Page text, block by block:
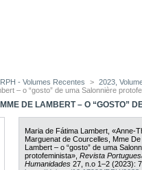
RPH - Volumes Recentes > 2023,
– o “gosto” de uma Salonnière
DE LAMBERT – O “GOSTO”
Maria de Fátima Lambert, «Anne-
Marguenat de Courcelles, Mme De
Lambert – o “gosto” de uma
protofeminista», Revista
Humanidades27, n. o1–2 (2023):